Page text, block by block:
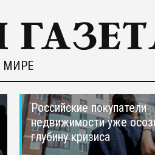
МИРЕ
Российские покупатели
недвижимости уже
глубину кризиса